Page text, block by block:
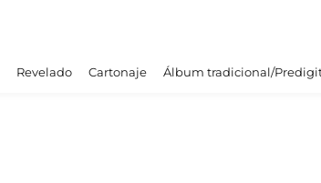
Revelado Cartonaje Álbum tradicional/